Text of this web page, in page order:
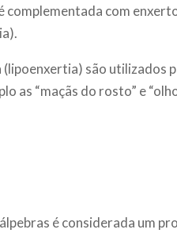
complementada com
são utilizados
as “maçãs do rosto” e
é considerada um